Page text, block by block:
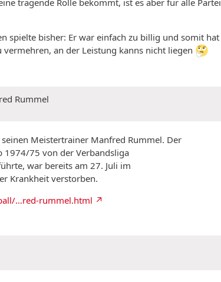
spielte bisher: Er war einfach zu billig und somit
an der Leistung kanns nicht liegen
Rummel
Meistertrainer Manfred Rummel. Der
1974/75 von der Verbandsliga
war bereits am 27. Juli im
Krankheit verstorben.
…red-rummel.html